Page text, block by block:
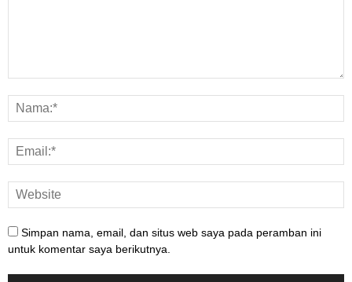
Simpan nama, email, dan situs web saya pada peramban ini
untuk komentar saya berikutnya.